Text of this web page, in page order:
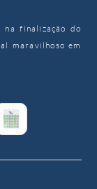
finalização do
maravilhoso em